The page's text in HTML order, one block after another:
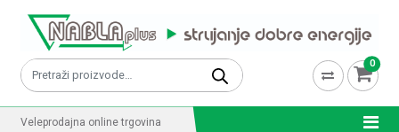
Pretraži: 0
Veleprodajna online trgovina